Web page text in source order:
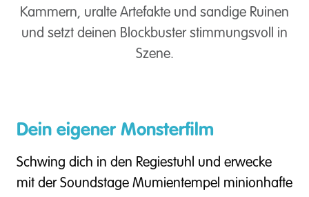
Kammern, uralte Artefakte und sandige Ruinen
und setzt deinen Blockbuster stimmungsvoll in
Szene.
Dein eigener Monsterfilm
Schwing dich in den Regiestuhl und erwecke
mit der Soundstage Mumientempel minionhafte